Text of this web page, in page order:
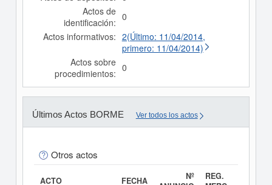
Actos de
identificación: 0
Actos informativos: 2(Último: 11/04/2014,
primero: 11/04/2014)
Actos sobre
procedimientos: 0
Últimos Actos BORME Ver todos los actos
Otros actos
ACTO FECHA
Nº
REG.